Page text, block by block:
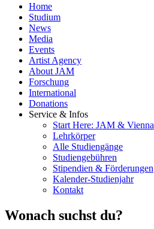
Home
Studium
News
Media
Events
Artist Agency
About JAM
Forschung
International
Donations
Service & Infos
Start Here: JAM & Vienna
Lehrkörper
Alle Studiengänge
Studiengebühren
Stipendien & Förderungen
Kalender-Studienjahr
Kontakt
Wonach suchst du?